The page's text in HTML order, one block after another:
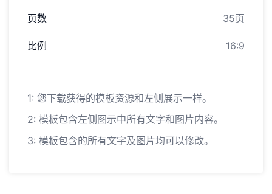
页数 35页
比例 16:9
1: 您下载获得的模板资源和左侧展示一样。
2: 模板包含左侧图示中所有文字和图片内容。
3: 模板包含的所有文字及图片均可以修改。